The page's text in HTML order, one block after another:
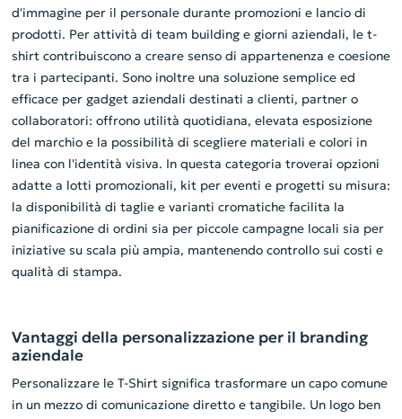
d'immagine per il personale durante promozioni e lancio di
prodotti. Per attività di team building e giorni aziendali, le t-
shirt contribuiscono a creare senso di appartenenza e coesione
tra i partecipanti. Sono inoltre una soluzione semplice ed
efficace per gadget aziendali destinati a clienti, partner o
collaboratori: offrono utilità quotidiana, elevata esposizione
del marchio e la possibilità di scegliere materiali e colori in
linea con l'identità visiva. In questa categoria troverai opzioni
adatte a lotti promozionali, kit per eventi e progetti su misura:
la disponibilità di taglie e varianti cromatiche facilita la
pianificazione di ordini sia per piccole campagne locali sia per
iniziative su scala più ampia, mantenendo controllo sui costi e
qualità di stampa.
Vantaggi della personalizzazione per il branding
aziendale
Personalizzare le T-Shirt significa trasformare un capo comune
in un mezzo di comunicazione diretto e tangibile. Un logo ben